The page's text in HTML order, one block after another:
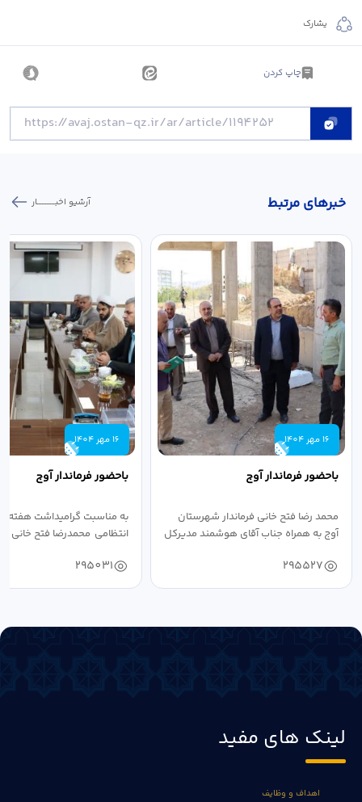
يشارك
چاپ کردن
خبر‌های مرتبط آرشیو اخبـــــــــــار
16 مهر 1404
باحضور فرماندار آوج
محمد رضا فتح خانی فرماندار شهرستان
آوج به همراه جناب آقای هوشمند مدیرکل
295527
16 مهر 1404
باحضور فرماندار آوج
به مناسبت گرامیداشت هفته
انتظامی محمدرضا فتح خانی
295031
لینک های مفید
اهداف و وظایف